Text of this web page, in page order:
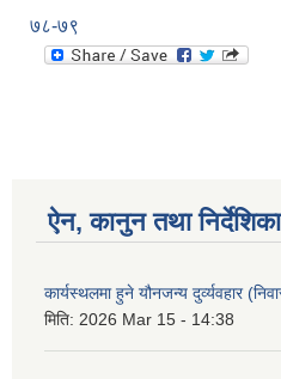
७८-७९
ऐन, कानुन तथा निर्देशिका
कार्यस्थलमा हुने यौनजन्य दुर्व्यवहार
मिति: 2026 Mar 15 - 14:38